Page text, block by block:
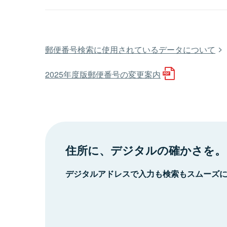
郵便番号検索に使用されているデータについて
2025年度版郵便番号の変更案内
住所に、デジタルの確かさを。
デジタルアドレスで入力も検索もスムーズ